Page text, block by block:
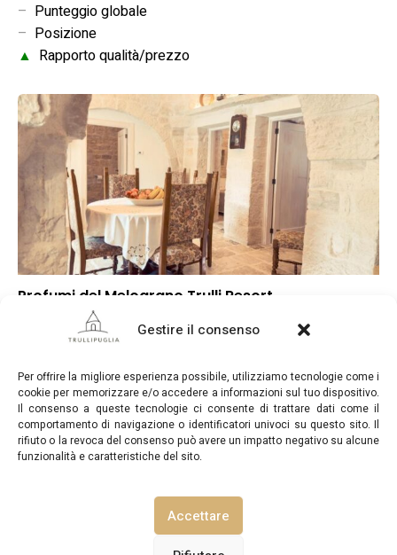
Gestire il consenso
Per offrire la migliore esperienza possibile, utilizziamo tecnologie come i
cookie per memorizzare e/o accedere a informazioni sul tuo dispositivo.
Il consenso a queste tecnologie ci consente di trattare dati come il
comportamento di navigazione o identificatori univoci su questo sito. Il
rifiuto o la revoca del consenso può avere un impatto negativo su alcune
funzionalità e caratteristiche del sito.
Accettare
– Punteggio globale
– Posizione
▲ Rapporto qualità/prezzo
Profumi del Melograno Trulli Resort
Punteggio globale
▲Rapporto qualità/prezzo
TrulliPuglia.com © Copyright 2026. Tutti i diritti riservati.